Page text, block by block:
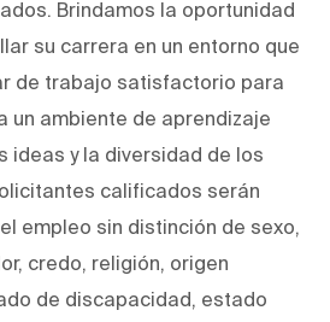
Brindamos la oportunidad
su carrera en un entorno que
de trabajo satisfactorio para
un ambiente de aprendizaje
ideas y la diversidad de los
calificados serán
empleo sin distinción de sexo,
credo, religión, origen
de discapacidad, estado